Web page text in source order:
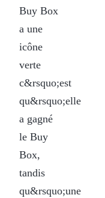
Buy Box
a une
icône
verte
c&rsquo;est
qu&rsquo;elle
a gagné
le Buy
Box,
tandis
qu&rsquo;une